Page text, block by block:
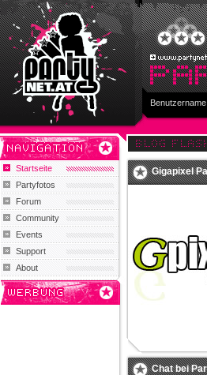
Benutzername:
Startseite
Partyfotos
Forum
Community
Events
Support
About
Gigapixel
Chat bei